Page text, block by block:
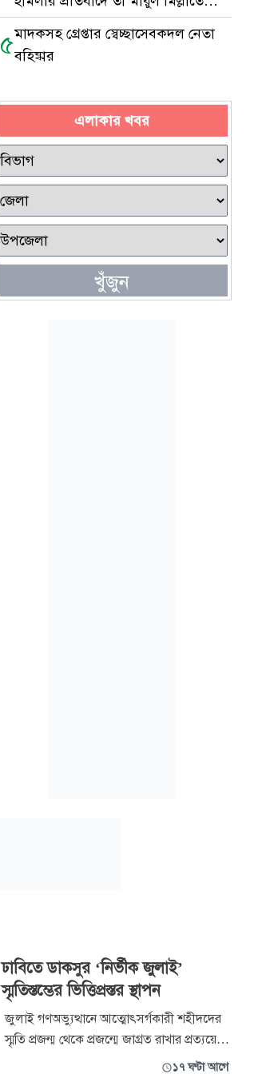
মানববন্ধন
৫মাদকসহ গ্রেপ্তার স্বেচ্ছাসেবকদল নেতা
বহিষ্কার
এলাকার খবর
খুঁজুন
ঢাবিতে ডাকসুর ‘নির্ভীক জুলাই’
স্মৃতিস্তম্ভের ভিত্তিপ্রস্তর স্থাপন
জুলাই গণঅভ্যুত্থানে আত্মোৎসর্গকারী শহীদদের
স্মৃতি প্রজন্ম থেকে প্রজন্মে জাগ্রত রাখার প্রত্যয়ে
ঢাকা বিশ্ববিদ্যালয়ে ‘নির্ভীক জুলাই’ নামে জুলাই
১৭ ঘণ্টা আগে